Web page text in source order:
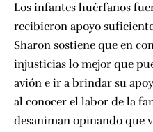
Los infantes huérfanos
recibieron apoyo
Sharon sostiene que en
injusticias lo mejor que
avión e ir a brindar su
al conocer el labor de la
desaniman opinando que